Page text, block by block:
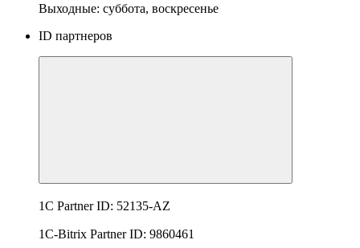
Выходные: суббота, воскресенье
ID партнеров
1C Partner ID: 52135-AZ
1C-Bitrix Partner ID: 9860461